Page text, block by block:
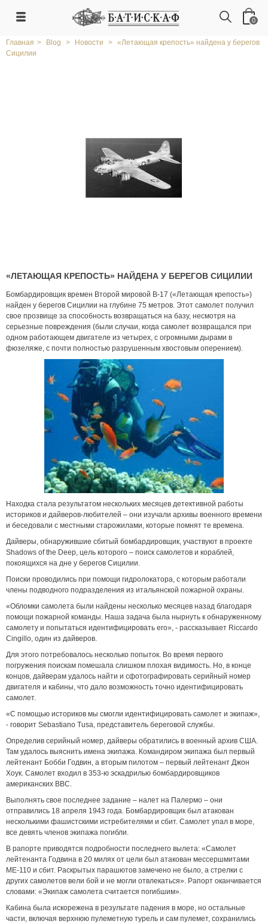
0
Главная > Blog > Новости > «Летающая крепость» найдена у берегов
Сицилии
«ЛЕТАЮЩАЯ КРЕПОСТЬ» НАЙДЕНА У БЕРЕГОВ СИЦИЛИИ
Бомбардировщик времен Второй мировой В-17 («Летающая крепость»)
найден у берегов Сицилии на глубине 75 метров. Этот самолет получил
свое прозвище за способность возвращаться на базу, несмотря на
серьезные повреждения (были случаи, когда самолет возвращался при
одном работающем двигателе из четырех, с огромными дырами в
фюзеляже, с почти полностью разрушенным хвостовым оперением).
Находка стала результатом нескольких месяцев детективной работы
историков и дайверов-любителей – они изучали архивы военного времени
и беседовали с местными старожилами, которые помнят те времена.
Дайверы, обнаружившие сбитый бомбардировщик, участвуют в проекте
Shadows of the Deep, цель которого – поиск самолетов и кораблей,
покоящихся на дне у берегов Сицилии.
Поиски проводились при помощи гидролокатора, с которым работали
члены подводного подразделения из итальянской пожарной охраны.
«Обломки самолета были найдены несколько месяцев назад благодаря
помощи пожарной команды. Наша задача была нырнуть к обнаруженному
самолету и попытаться идентифицировать его», - рассказывает Riccardo
Cingillo, один из дайверов.
Для этого потребовалось несколько попыток. Во время первого
погружения поискам помешала слишком плохая видимость. Но, в конце
концов, дайверам удалось найти и сфотографировать серийный номер
двигателя и кабины, что дало возможность точно идентифицировать
самолет.
«С помощью историков мы смогли идентифицировать самолет и экипаж»,
- говорит Sebastiano Tusa, представитель береговой службы.
Определив серийный номер, дайверы обратились в военный архив США.
Там удалось выяснить имена экипажа. Командиром экипажа был первый
лейтенант Бобби Годвин, а вторым пилотом – первый лейтенант Джон
Хоук. Самолет входил в 353-ю эскадрилью бомбардировщиков
американских ВВС.
Выполнять свое последнее задание – налет на Палермо – они
отправились 18 апреля 1943 года. Бомбардировщик был атакован
несколькими фашистскими истребителями и сбит. Самолет упал в море,
все девять членов экипажа погибли.
В рапорте приводятся подробности последнего вылета: «Самолет
лейтенанта Годвина в 20 милях от цели был атакован мессершмитами
ME-110 и сбит. Раскрытых парашютов замечено не было, а стрелки с
других самолетов вели бой и не могли отвлекаться». Рапорт оканчивается
словами: «Экипаж самолета считается погибшим».
Кабина была искорежена в результате падения в море, но остальные
части, включая верхнюю пулеметную турель и сам пулемет, сохранились